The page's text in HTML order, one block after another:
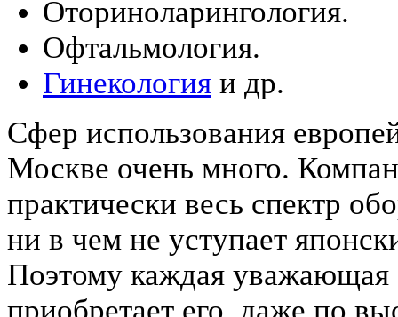
Оториноларингология.
Офтальмология.
Гинекология и др.
Сфер использования
Москве очень много.
практически весь спектр
ни в чем не уступает
Поэтому каждая уважающая